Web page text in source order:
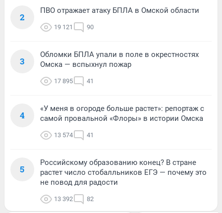
2
ПВО отражает атаку БПЛА в Омской области
19 121 90
3
Обломки БПЛА упали в поле в окрестностях
Омска — вспыхнул пожар
17 895 41
4
«У меня в огороде больше растет»: репортаж с
самой провальной «Флоры» в истории Омска
13 574 41
5
Российскому образованию конец? В стране
растет число стобалльников ЕГЭ — почему это
не повод для радости
13 392 82